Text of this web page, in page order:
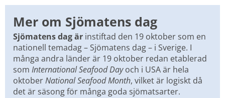
Mer om Sjömatens dag
Sjömatens dag är instiftad den 19 oktober som en
nationell temadag – Sjömatens dag – i Sverige. I
många andra länder är 19 oktober redan etablerad
som International Seafood Day och i USA är hela
oktober National Seafood Month, vilket är logiskt då
det är säsong för många goda sjömatsarter.